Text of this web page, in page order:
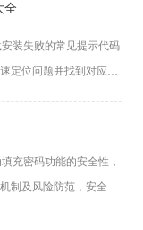
全
装失败的常见提示代码
定位问题并找到对应解
充密码功能的安全性，
制及风险防范，安全便